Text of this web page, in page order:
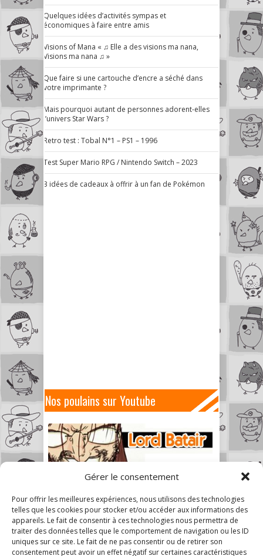
Gérer le consentement
Pour offrir les meilleures expériences, nous utilisons des technologies
telles que les cookies pour stocker et/ou accéder aux informations des
appareils. Le fait de consentir à ces technologies nous permettra de
traiter des données telles que le comportement de navigation ou les ID
uniques sur ce site. Le fait de ne pas consentir ou de retirer son
consentement peut avoir un effet négatif sur certaines caractéristiques
Quelques idées d’activités sympas et
économiques à faire entre amis
Visions of Mana « ♫ Elle a des visions ma nana,
Visions ma nana ♫ »
Que faire si une cartouche d’encre a séché dans
votre imprimante ?
Mais pourquoi autant de personnes adorent-elles
l’univers Star Wars ?
Retro test : Tobal N°1 – PS1 – 1996
Test Super Mario RPG / Nintendo Switch – 2023
3 idées de cadeaux à offrir à un fan de Pokémon
Nos poulains sur Youtube